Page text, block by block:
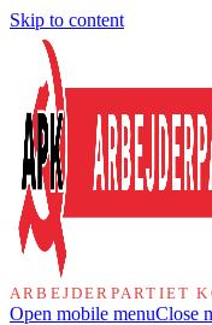
Skip to content
ARBEJDERPARTIET
Open mobile menuClose